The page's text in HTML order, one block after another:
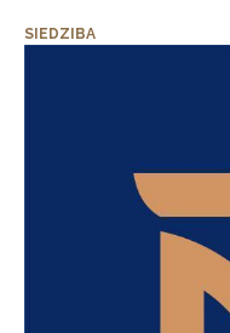
SIEDZIBA